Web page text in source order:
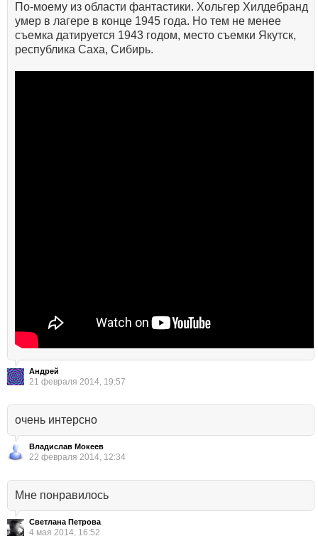
По-моему из области фантастики. Хольгер Хилдебранд
умер в лагере в конце 1945 года. Но тем не менее
съемка датируется 1943 годом, место съемки Якутск,
республика Саха, Сибирь.
Андрей
21 февраля 2014, 19:57
очень интерсно
Владислав Мокеев
22 февраля 2014, 12:34
Мне понравилось
Светлана Петрова
4 мая 2014, 16:52